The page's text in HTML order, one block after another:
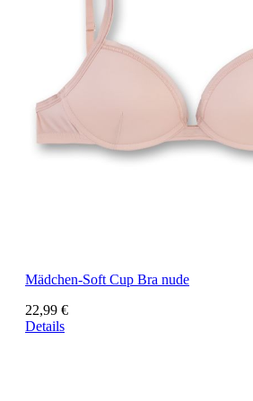
Mädchen-Soft Cup Bra nude
22,99 €
Details